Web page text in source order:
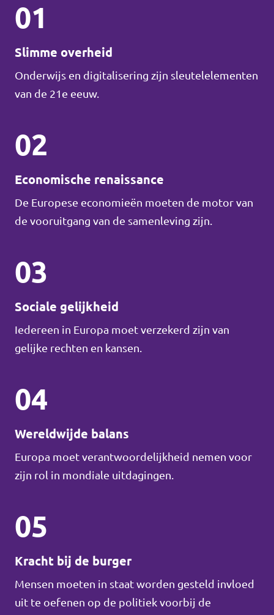
01
Slimme overheid
Onderwijs en digitalisering zijn sleutelelementen
van de 21e eeuw.
02
Economische renaissance
De Europese economieën moeten de motor van
de vooruitgang van de samenleving zijn.
03
Sociale gelijkheid
Iedereen in Europa moet verzekerd zijn van
gelijke rechten en kansen.
04
Wereldwijde balans
Europa moet verantwoordelijkheid nemen voor
zijn rol in mondiale uitdagingen.
05
Kracht bij de burger
Mensen moeten in staat worden gesteld invloed
uit te oefenen op de politiek voorbij de